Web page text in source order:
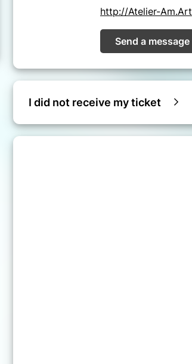
http://Atelier-Am.Art
Send a message
I did not receive my ticket